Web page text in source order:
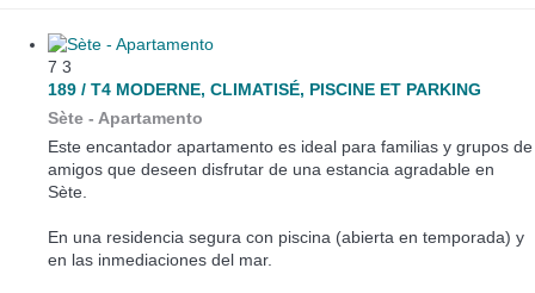
7 3
189 / T4 MODERNE, CLIMATISÉ, PISCINE ET PARKING
Sète - Apartamento
Este encantador apartamento es ideal para familias y grupos de
amigos que deseen disfrutar de una estancia agradable en
Sète.
En una residencia segura con piscina (abierta en temporada) y
en las inmediaciones del mar.